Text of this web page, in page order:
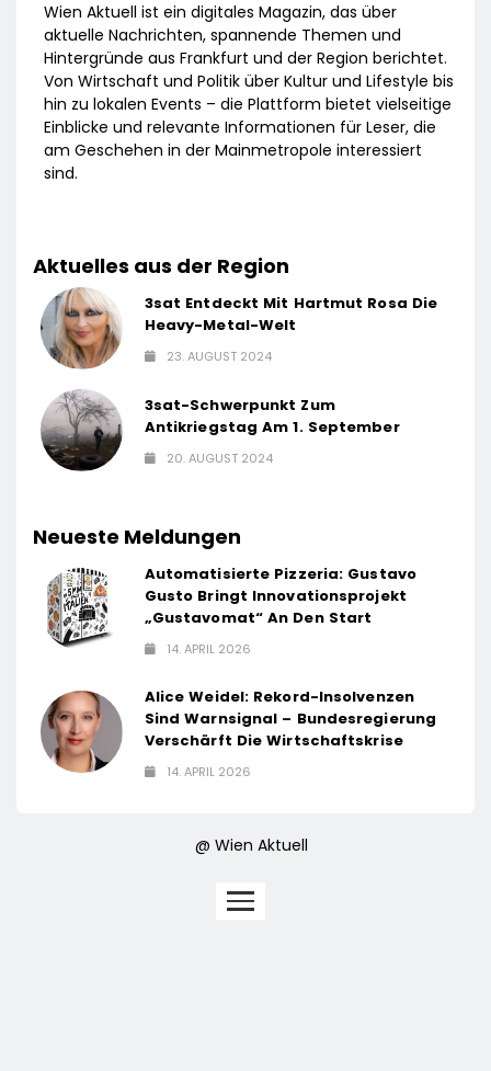
Wien Aktuell ist ein digitales Magazin, das über
aktuelle Nachrichten, spannende Themen und
Hintergründe aus Frankfurt und der Region berichtet.
Von Wirtschaft und Politik über Kultur und Lifestyle bis
hin zu lokalen Events – die Plattform bietet vielseitige
Einblicke und relevante Informationen für Leser, die
am Geschehen in der Mainmetropole interessiert
sind.
Aktuelles aus der Region
3sat Entdeckt Mit Hartmut Rosa Die
Heavy-Metal-Welt
23. AUGUST 2024
3sat-Schwerpunkt Zum
Antikriegstag Am 1. September
20. AUGUST 2024
Neueste Meldungen
Automatisierte Pizzeria: Gustavo
Gusto Bringt Innovationsprojekt
„Gustavomat“ An Den Start
14. APRIL 2026
Alice Weidel: Rekord-Insolvenzen
Sind Warnsignal – Bundesregierung
Verschärft Die Wirtschaftskrise
14. APRIL 2026
@ Wien Aktuell